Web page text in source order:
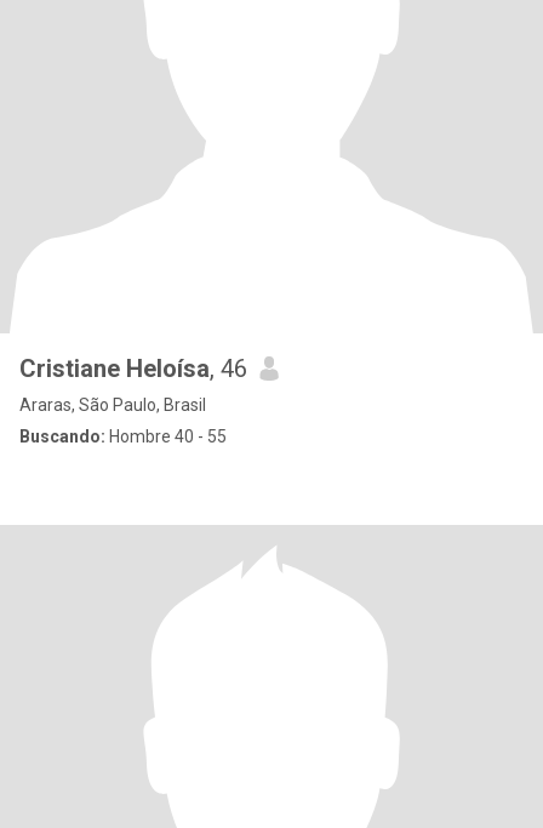
Cristiane Heloísa, 46
Araras, São Paulo, Brasil
Buscando: Hombre 40 - 55